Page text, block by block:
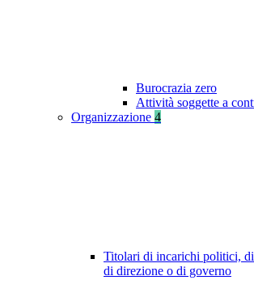
Burocrazia zero
Attività soggette a
Organizzazione 4
Titolari di incarichi politici,
di direzione o di governo